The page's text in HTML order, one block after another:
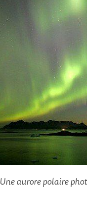
Une aurore polaire